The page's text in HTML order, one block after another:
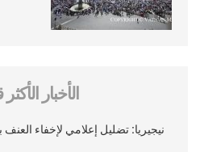
الأخبار
نيجيريا: تضليل إعلامي لإخفاء